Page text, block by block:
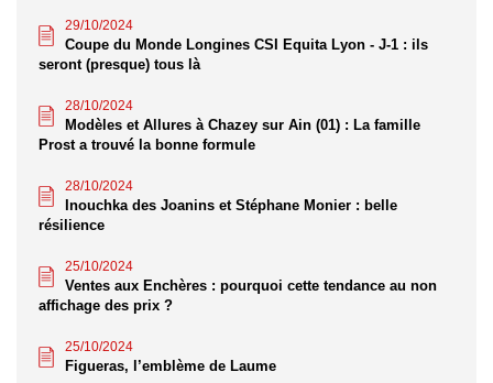
29/10/2024
Coupe du Monde Longines CSI Equita Lyon - J-1 : ils
seront (presque) tous là
28/10/2024
Modèles et Allures à Chazey sur Ain (01) : La famille
Prost a trouvé la bonne formule
28/10/2024
Inouchka des Joanins et Stéphane Monier : belle
résilience
25/10/2024
Ventes aux Enchères : pourquoi cette tendance au non
affichage des prix ?
25/10/2024
Figueras, l’emblème de Laume